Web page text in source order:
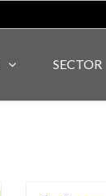
SECTOR